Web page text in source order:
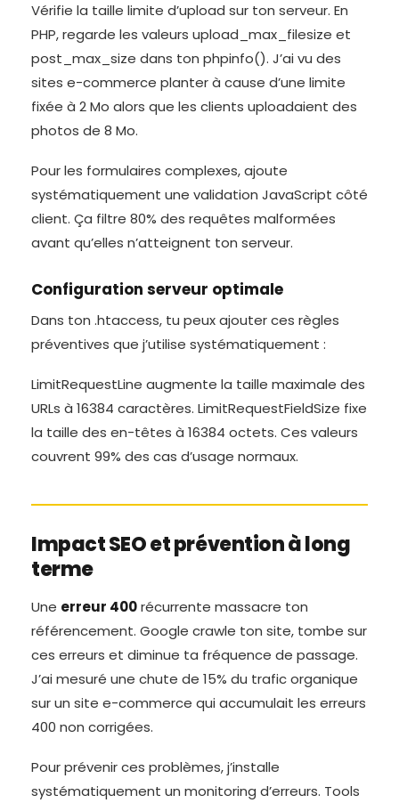
Vérifie la taille limite d’upload sur ton serveur. En
PHP, regarde les valeurs upload_max_filesize et
post_max_size dans ton phpinfo(). J’ai vu des
sites e-commerce planter à cause d’une limite
fixée à 2 Mo alors que les clients uploadaient des
photos de 8 Mo.
Pour les formulaires complexes, ajoute
systématiquement une validation JavaScript côté
client. Ça filtre 80% des requêtes malformées
avant qu’elles n’atteignent ton serveur.
Configuration serveur optimale
Dans ton .htaccess, tu peux ajouter ces règles
préventives que j’utilise systématiquement :
LimitRequestLine augmente la taille maximale des
URLs à 16384 caractères. LimitRequestFieldSize fixe
la taille des en-têtes à 16384 octets. Ces valeurs
couvrent 99% des cas d’usage normaux.
Impact SEO et prévention à long
terme
Une erreur 400récurrente massacre ton
référencement. Google crawle ton site, tombe sur
ces erreurs et diminue ta fréquence de passage.
J’ai mesuré une chute de 15% du trafic organique
sur un site e-commerce qui accumulait les erreurs
400 non corrigées.
Pour prévenir ces problèmes, j’installe
systématiquement un monitoring d’erreurs. Tools